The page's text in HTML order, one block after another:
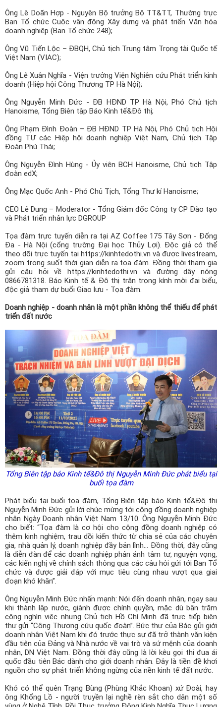
Ông Lê Doãn Hợp - Nguyên Bộ trưởng Bộ TT&TT, Thường trực
Ban Tổ chức Cuộc vận động Xây dựng và phát triển Văn hóa
doanh nghiệp (Ban Tổ chức 248);
Ông Vũ Tiến Lộc – ĐBQH, Chủ tịch Trung tâm Trọng tài Quốc tế
Việt Nam (VIAC);
Ông Lê Xuân Nghĩa - Viện trưởng Viện Nghiên cứu Phát triển kinh
doanh (Hiệp hội Công Thương TP Hà Nội);
Ông Nguyễn Minh Đức - ĐB HĐND TP Hà Nội, Phó Chủ tịch
Hanoisme, Tổng Biên tập Báo Kinh tế&Đô thị;
Ông Phạm Đình Đoàn – ĐB HĐND TP Hà Nội, Phó Chủ tịch Hội
đồng T.Ư các Hiệp hội doanh nghiệp Việt Nam, Chủ tịch Tập
Đoàn Phú Thái;
Ông Nguyễn Đình Hùng - Ủy viên BCH Hanoisme, Chủ tịch Tập
đoàn edX;
Ông Mạc Quốc Anh - Phó Chủ Tịch, Tổng Thư kí Hanoisme;
CEO Lê Dung – Moderator - Tổng Giám đốc Công ty CP Đào tạo
và Phát triển nhân lực DGROUP
Tọa đàm trực tuyến diễn ra tại AZ Coffee 175 Tây Sơn - Đống
Đa - Hà Nội (cổng trường Đại học Thủy Lợi). Độc giả có thể
theo dõi trực tuyến tại https://kinhtedothi.vn và được livestream,
zoom trong suốt thời gian diễn ra tọa đàm. Đồng thời tham gia
gửi câu hỏi về https://kinhtedothi.vn và đường dây nóng
0866781318. Báo Kinh tế & Đô thị trân trọng kính mời đại biểu,
độc giả tham dự buổi Giao lưu - Tọa đàm.
Doanh nghiệp - doanh nhân là một phần không thể thiếu để phát
triển đất nước
Tổng Biên tập báo Kinh tế&Đô thị Nguyễn Minh Đức phát biểu tại
buổi tọa đàm
Phát biểu tại buổi tọa đàm, Tổng Biên tập báo Kinh tế&Đô thị
Nguyễn Minh Đức gửi lời chúc mừng tới cộng đồng doanh nghiệp
nhân Ngày Doanh nhân Việt Nam 13/10. Ông Nguyễn Minh Đức
cho biết: “Tọa đàm là cơ hội cho cộng đồng doanh nghiệp có
thêm kinh nghiệm, trau dồi kiến thức từ chia sẻ của các chuyên
gia, nhà quản lý, doanh nghiệp đầy bản lĩnh... Đồng thời, đây cũng
là diễn đàn để các doanh nghiệp phản ánh tâm tư, nguyện vọng,
các kiến nghị về chính sách thông qua các câu hỏi gửi tới Ban Tổ
chức và được giải đáp với mục tiêu cùng nhau vượt qua giai
đoạn khó khăn”.
Ông Nguyễn Minh Đức nhấn mạnh: Nói đến doanh nhân, ngay sau
khi thành lập nước, giành được chính quyền, mặc dù bận trăm
công nghìn việc nhưng Chủ tịch Hồ Chí Minh đã trực tiếp biên
thư gửi “Công Thương cứu quốc đoàn”. Bức thư của Bác gửi giới
doanh nhân Việt Nam khi đó trước thực sự đã trở thành văn kiện
đầu tiên của Đảng và Nhà nước về vai trò và sứ mệnh của doanh
nhân, DN Việt Nam. Đồng thời đây cũng là lời kêu gọi thi đua ái
quốc đầu tiên Bác dành cho giới doanh nhân. Đây là tiền đề khơi
nguồn cho sự phát triển không ngừng của nền kinh tế đất nước.
Khó có thể quên Trạng Bùng (Phùng Khắc Khoan) xứ Đoài, hay
ông Khổng Lồ - người truyền lại nghề rèn sắt cho dân một số